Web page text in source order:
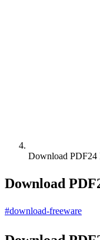
Download PDF24
Download
#download-freeware